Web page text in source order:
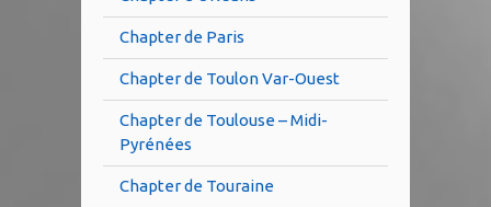
Chapter de Paris
Chapter de Toulon Var-Ouest
Chapter de Toulouse – Midi-
Pyrénées
Chapter de Touraine